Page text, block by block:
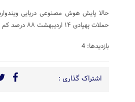
حالا پایش هوش مصنوعی دریایی
حملات پهپادی ۱۴ اردیبهشت ۸۸ درصد کم شده بود، دوبار از سر گرفته شده است.
بازدیدها: 4
اشتراک گذاری :